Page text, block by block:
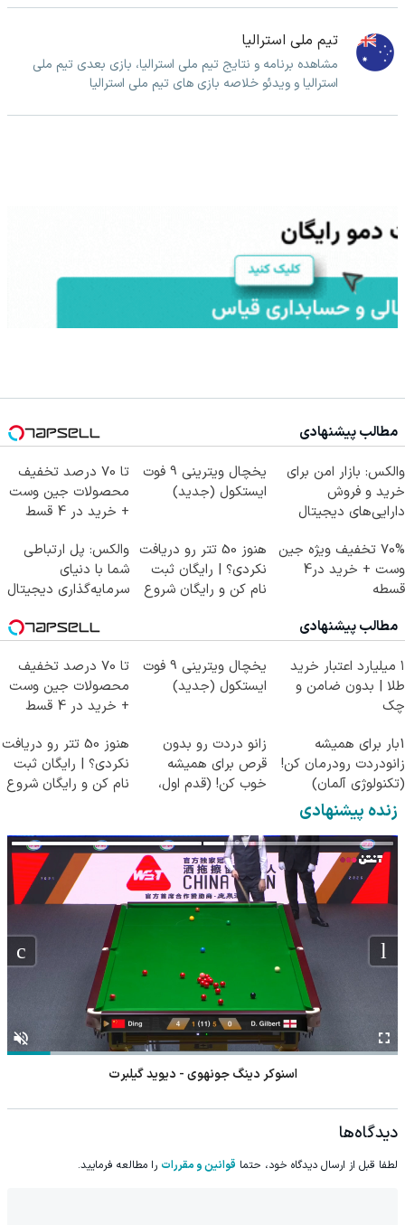
تیم ملی استرالیا
مشاهده برنامه و نتایج تیم ملی استرالیا، بازی بعدی تیم ملی
استرالیا و ویدئو خلاصه بازی های تیم ملی استرالیا
مطالب پیشنهادی
والکس: بازار امن برای
خرید و فروش
دارایی‌های دیجیتال
یخچال ویترینی 9 فوت
ایستکول (جدید)
تا 70 درصد تخفیف
محصولات جین وست
+ خرید در 4 قسط
70% تخفیف ویژه جین
وست + خرید در4
قسطه
هنوز 50 تتر رو دریافت
نکردی؟ | رایگان ثبت
نام کن و رایگان شروع
والکس: پل ارتباطی
شما با دنیای
سرمایه‌گذاری دیجیتال
مطالب پیشنهادی
۱ میلیارد اعتبار خرید
طلا | بدون ضامن و
چک
یخچال ویترینی 9 فوت
ایستکول (جدید)
تا 70 درصد تخفیف
محصولات جین وست
+ خرید در 4 قسط
1بار برای همیشه
زانودردت رودرمان کن!
(تکنولوژی آلمان)
◂پرسشنامه▸
زانو دردت رو بدون
قرص برای همیشه
خوب کن! (قدم اول،
هنوز 50 تتر رو دریافت
نکردی؟ | رایگان ثبت
نام کن و رایگان شروع
زنده پیشنهادی
اسنوکر دینگ جونهوی - دیوید گیلبرت
دیدگاه‌ها
لطفا قبل از ارسال دیدگاه خود، حتما قوانین و مقررات را مطالعه فرمایید.